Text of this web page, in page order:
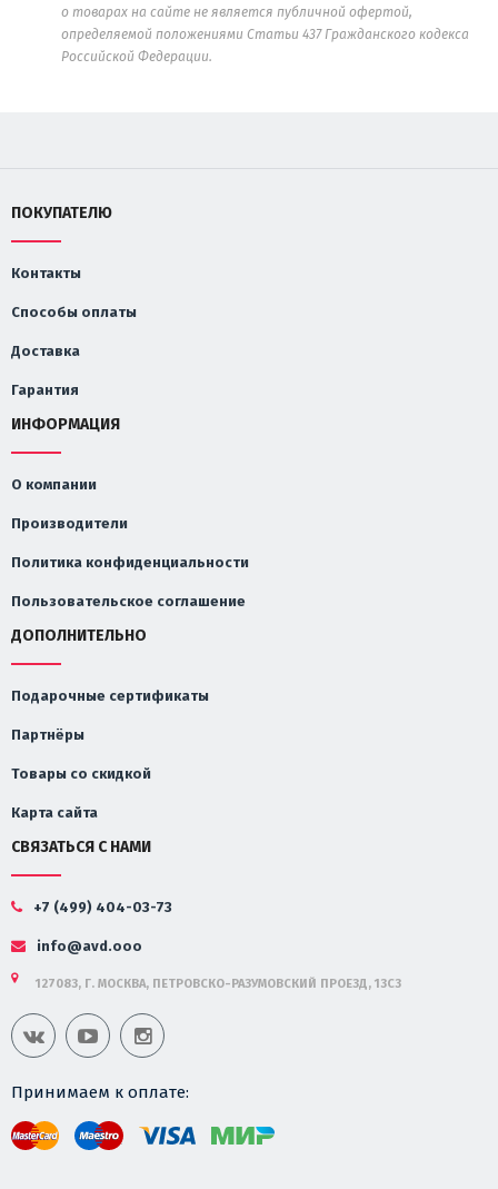
о товарах на сайте не является публичной офертой,
определяемой положениями Статьи 437 Гражданского кодекса
Российской Федерации.
ПОКУПАТЕЛЮ
Контакты
Способы оплаты
Доставка
Гарантия
ИНФОРМАЦИЯ
О компании
Производители
Политика конфиденциальности
Пользовательское соглашение
ДОПОЛНИТЕЛЬНО
Подарочные сертификаты
Партнёры
Товары со скидкой
Карта сайта
СВЯЗАТЬСЯ С НАМИ
+7 (499) 404-03-73
info@avd.ooo
127083, Г. МОСКВА, ПЕТРОВСКО-РАЗУМОВСКИЙ ПРОЕЗД, 13С3
Принимаем к оплате: